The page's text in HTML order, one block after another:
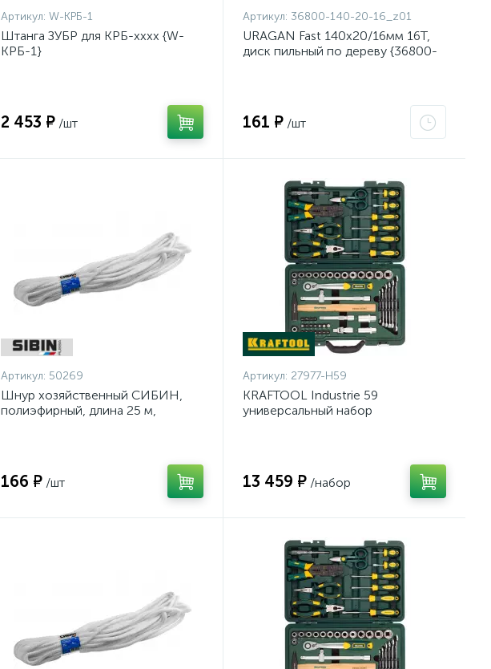
Артикул: W-КРБ-1
Штанга ЗУБР для КРБ-хххх {W-
КРБ-1}
2 453 ₽ /шт
Артикул: 36800-140-20-16_z01
URAGAN Fast 140x20/16мм 16Т,
диск пильный по дереву {36800-
161 ₽ /шт
Артикул: 50269
Шнур хозяйственный СИБИН,
полиэфирный, длина 25 м,
166 ₽ /шт
Артикул: 27977-H59
KRAFTOOL Industrie 59
универсальный набор
13 459 ₽ /набор